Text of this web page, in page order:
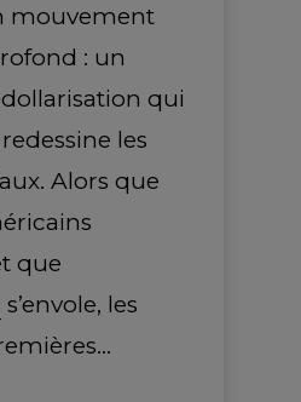
mouvement
: un
qui
les
Alors que
que
s’envole, les